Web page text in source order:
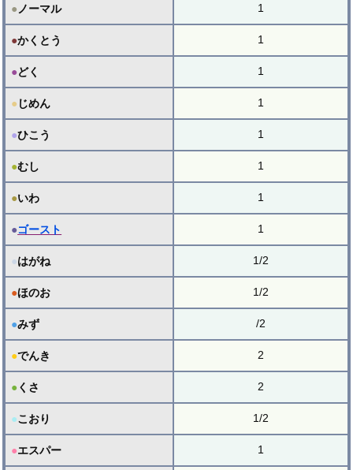
● ノーマル 1
●かくとう 1
●どく 1
● じめん 1
●ひこう 1
●むし 1
●いわ 1
●ゴースト 1
●はがね 1/2
●ほのお 1/2
●みず /2
●でんき 2
●くさ 2
●こおり 1/2
●エスパー 1